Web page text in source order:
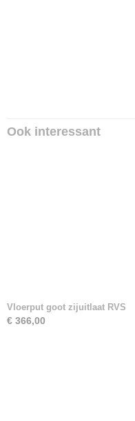
Ook interessant
Vloerput goot zijuitlaat RVS
€ 366,00